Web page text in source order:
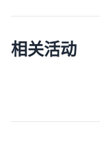
相关活动